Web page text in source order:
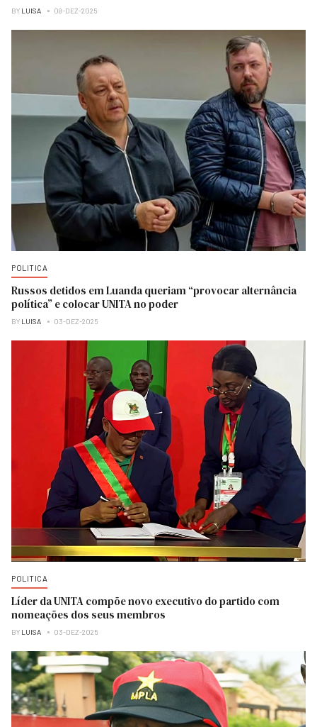
BY LUISA 08-DEZ-2025
POLITICA
Russos detidos em Luanda queriam “provocar alternância
política” e colocar UNITA no poder
BY LUISA 03-DEZ-2025
POLITICA
Líder da UNITA compõe novo executivo do partido com
nomeações dos seus membros
BY LUISA 03-DEZ-2025